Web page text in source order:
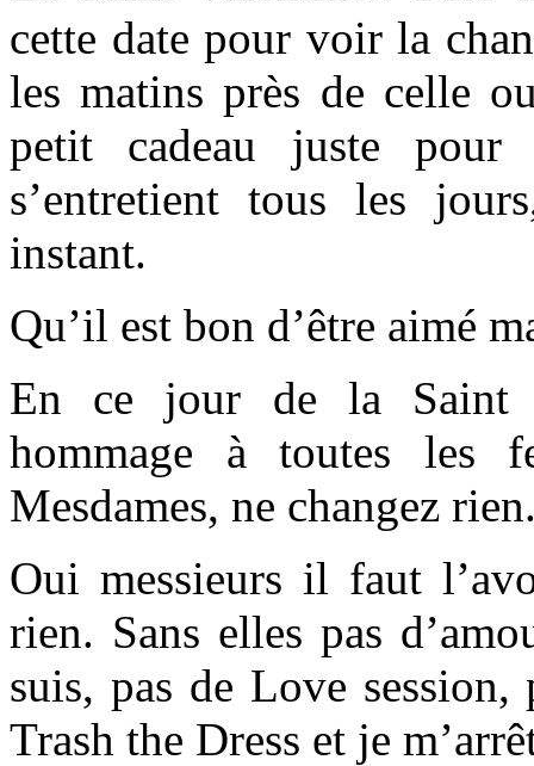
cette date pour voir la
les matins près de celle
petit cadeau juste
s’entretient tous les
instant.
Qu’il est bon d’être aimé
En ce jour de la Saint
hommage à toutes les
Mesdames, ne changez
Oui messieurs il faut
rien. Sans elles pas
suis, pas de Love session,
Trash the Dress et je